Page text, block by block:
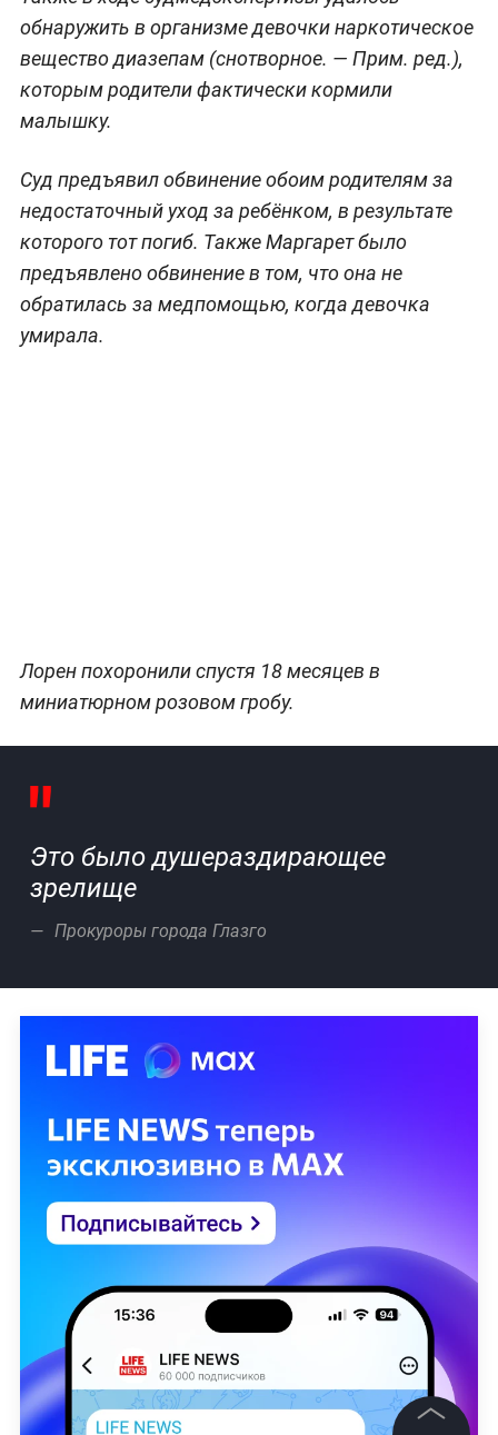
обнаружить в организме девочки наркотическое
вещество диазепам (снотворное. — Прим. ред.),
которым родители фактически кормили
малышку.
Суд предъявил обвинение обоим родителям за
недостаточный уход за ребёнком, в результате
которого тот погиб. Также Маргарет было
предъявлено обвинение в том, что она не
обратилась за медпомощью, когда девочка
умирала.
Лорен похоронили спустя 18 месяцев в
миниатюрном розовом гробу.
Это было душераздирающее
зрелище
Прокуроры города Глазго